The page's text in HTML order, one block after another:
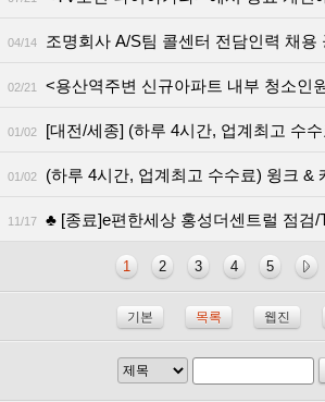
04/14 조명회사 A/S팀 콜센터 전담인력 채용
02/21 <용산역주변 신규아파트 내부 청소인
01/02 [대전/세종] (하루 4시간, 업계최고 수수료) 윙크 &
01/02 (하루 4시간, 업계최고 수수료) 윙크 & 캐츠
11/17 ♣ [종료]e편한세상 홍성더센트럴 점검/
1 2 3 4 5
기본 목록 웹진